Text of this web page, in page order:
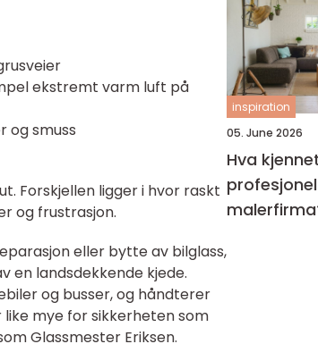
ekstremt varm luft på
og smuss
Forskjellen ligger i hvor raskt
og frustrasjon.
eller bytte av bilglass,
en landsdekkende kjede.
og busser, og håndterer
mye for sikkerheten som
Glassmester Eriksen.
inspiration
05. June 2026
Hva